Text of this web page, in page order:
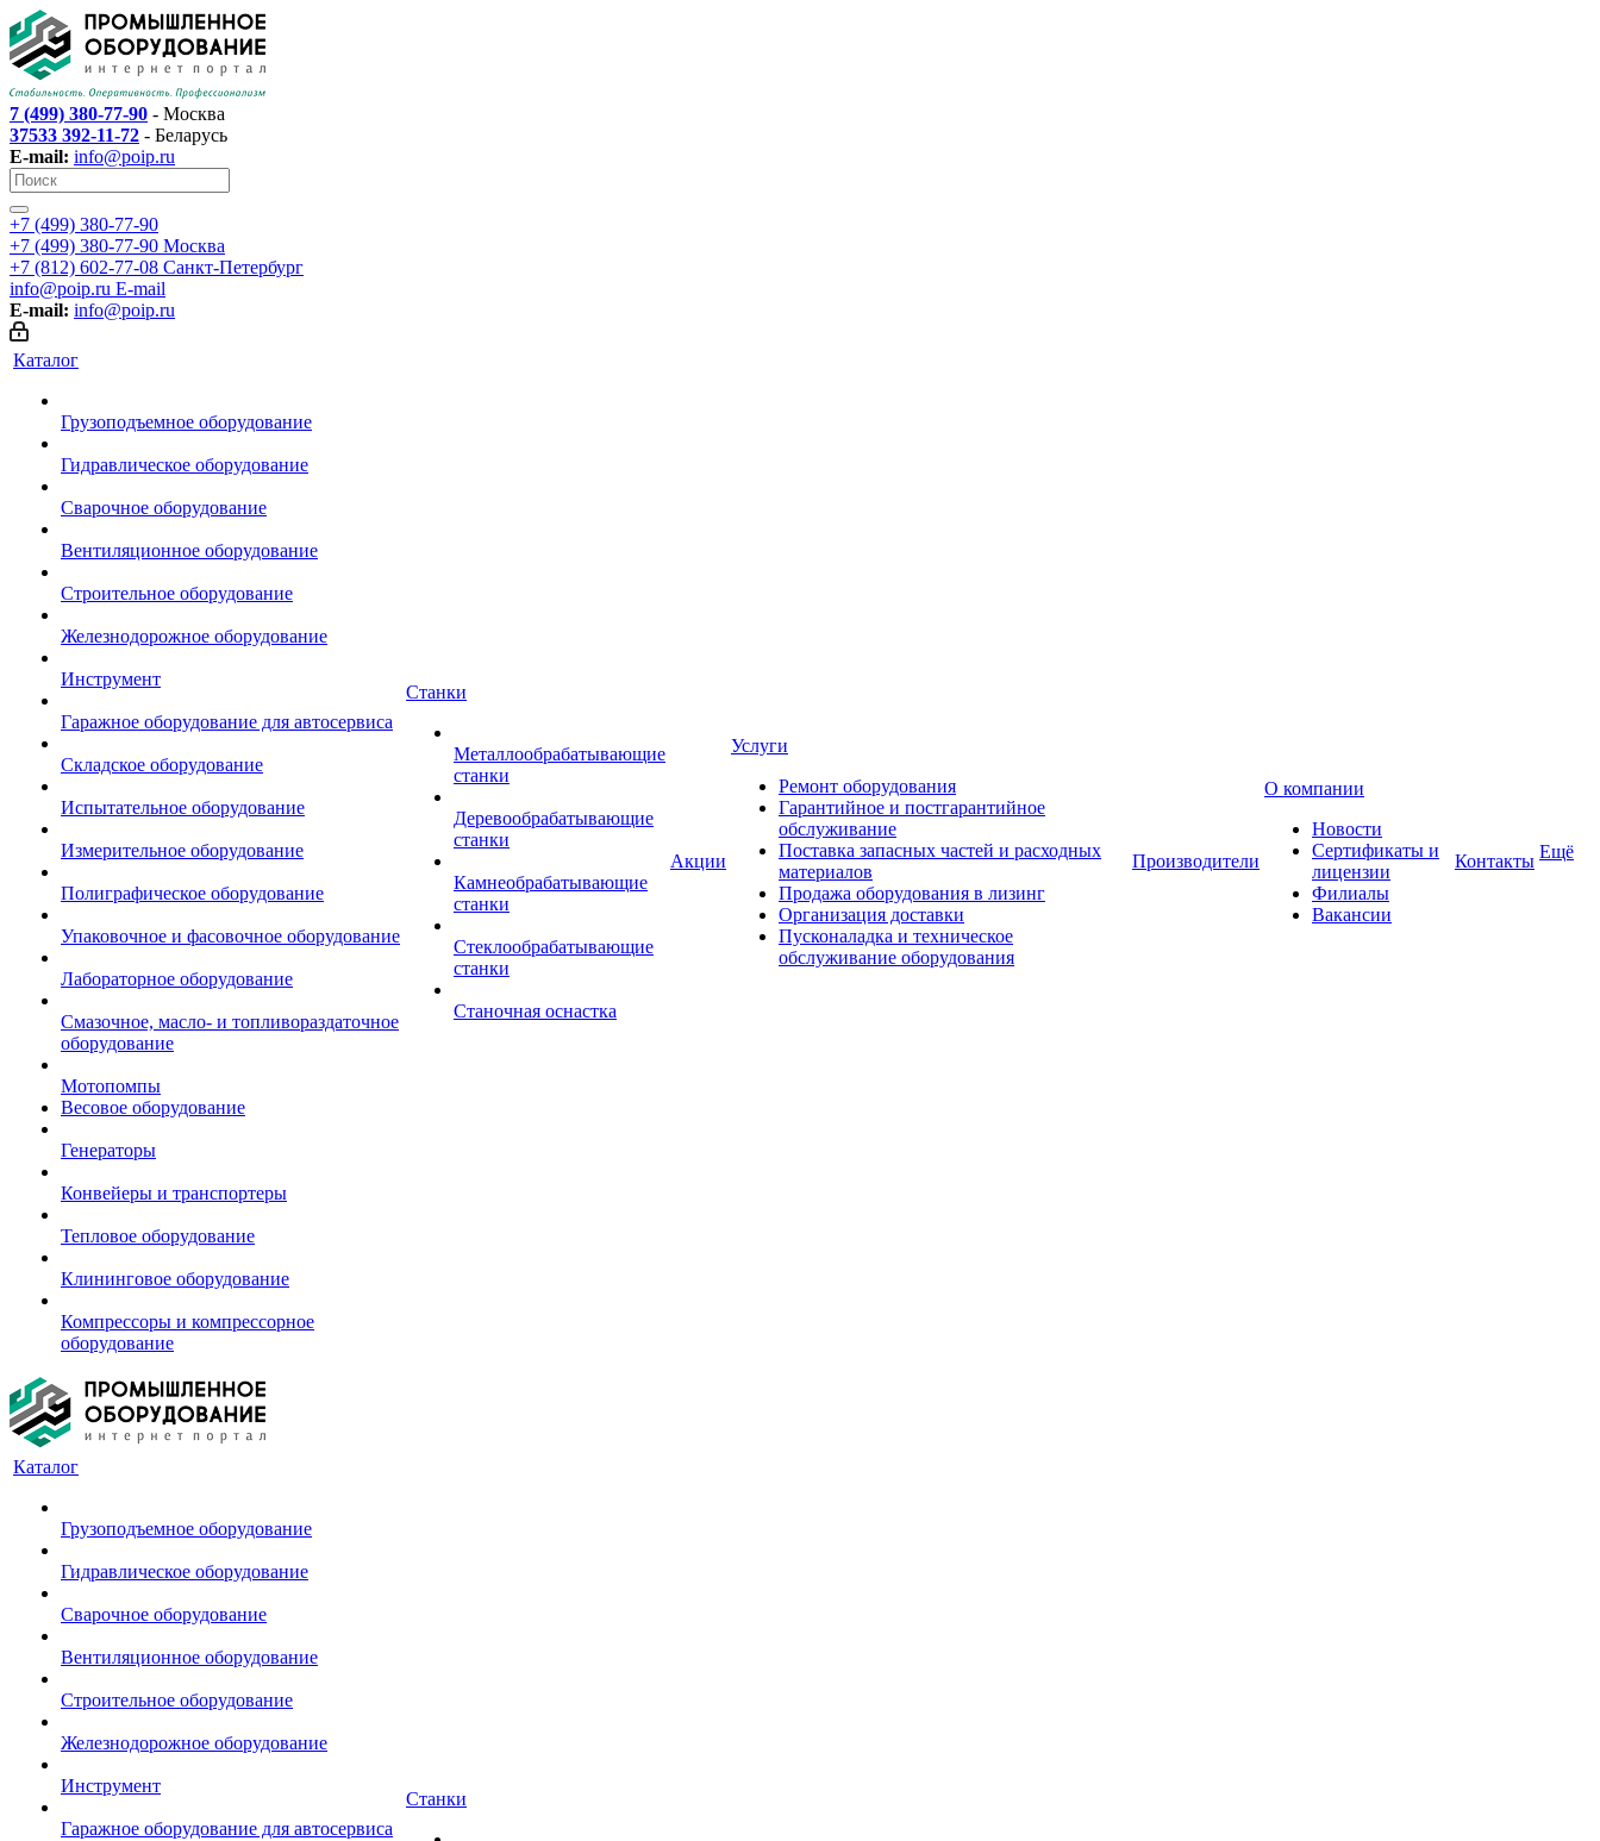
7 (499) 380-77-90 - Москва
37533 392-11-72 - Беларусь
E-mail: info@poip.ru
+7 (499) 380-77-90
+7 (499) 380-77-90 Москва
+7 (812) 602-77-08 Санкт-Петербург
info@poip.ru E-mail
E-mail: info@poip.ru
Каталог
Грузоподъемное оборудование
Гидравлическое оборудование
Сварочное оборудование
Вентиляционное оборудование
Строительное оборудование
Железнодорожное оборудование
Инструмент
Гаражное оборудование для автосервиса
Складское оборудование
Испытательное оборудование
Измерительное оборудование
Полиграфическое оборудование
Упаковочное и фасовочное оборудование
Лабораторное оборудование
Смазочное, масло- и топливораздаточное
оборудование
Мотопомпы
Весовое оборудование
Генераторы
Конвейеры и транспортеры
Тепловое оборудование
Клининговое оборудование
Компрессоры и компрессорное
оборудование
Станки
Металлообрабатывающие
станки
Деревообрабатывающие
станки
Камнеобрабатывающие
станки
Стеклообрабатывающие
станки
Станочная оснастка
Акции
Услуги
Ремонт оборудования
Гарантийное и постгарантийное
обслуживание
Поставка запасных частей и расходных
материалов
Продажа оборудования в лизинг
Организация доставки
Пусконаладка и техническое
обслуживание оборудования
Производители
О компании
Новости
Сертификаты и
лицензии
Филиалы
Вакансии
Контакты Ещё
Каталог
Грузоподъемное оборудование
Гидравлическое оборудование
Сварочное оборудование
Вентиляционное оборудование
Строительное оборудование
Железнодорожное оборудование
Инструмент
Гаражное оборудование для автосервиса
Станки